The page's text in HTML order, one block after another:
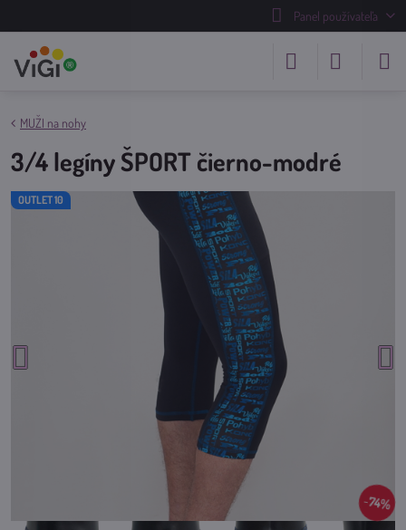
Panel používateľa
OUTLET 10
74%
MUŽI na nohy
3/4 legíny ŠPORT čierno-modré